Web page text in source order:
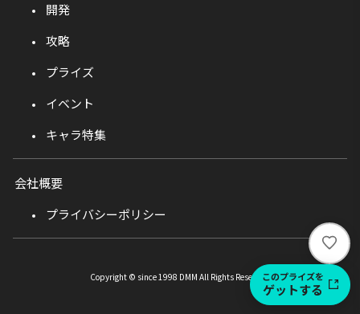
い
い
このプライズを
ゲットする
開発
攻略
プライズ
イベント
キャラ特集
会社概要
プライバシーポリシー
Copyright © since 1998 DMM All Rights Reserved.